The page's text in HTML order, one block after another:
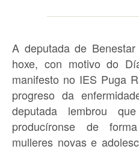
A deputada de
hoxe, con motivo do
manifesto no IES Puga
progreso da
deputada lembrou
producíronse de
mulleres novas e